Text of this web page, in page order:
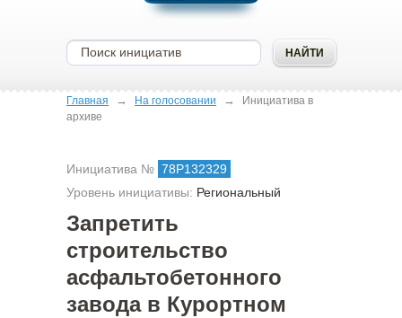
Главная → На голосовании →
Инициатива в
архиве
Инициатива № 78Р132329
Уровень инициативы: Региональный
Запретить
строительство
асфальтобетонного
завода в Курортном